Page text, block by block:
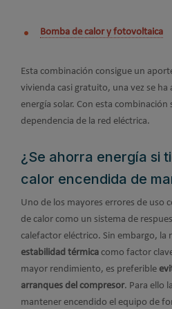
Bomba de calor y fotovoltaica
Esta combinación consigue un
vivienda casi gratuito, una vez se
energía solar. Con esta combinación
dependencia de la red eléctrica.
¿Se ahorra energía si
calor encendida de
Uno de los mayores errores de uso
de calor como un sistema de
calefactor eléctrico. Sin embargo, la
estabilidad térmica como factor
mayor rendimiento, es preferible
arranques del compresor. Para ello
mantener encendido el equipo de